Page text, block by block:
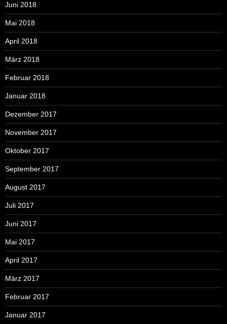
Juni 2018
Mai 2018
April 2018
März 2018
Februar 2018
Januar 2018
Dezember 2017
November 2017
Oktober 2017
September 2017
August 2017
Juli 2017
Juni 2017
Mai 2017
April 2017
März 2017
Februar 2017
Januar 2017